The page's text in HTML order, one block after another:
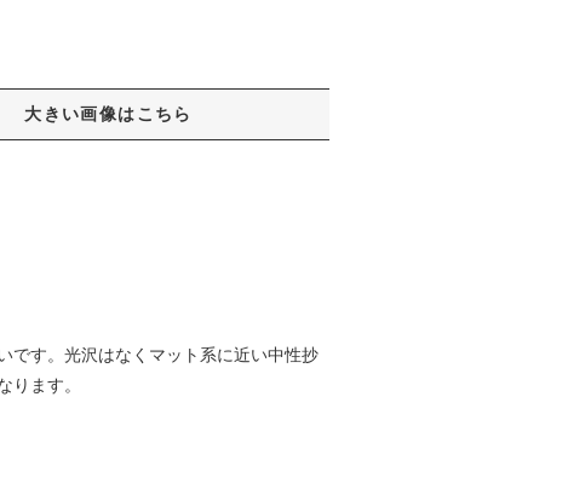
大きい画像はこちら
です。光沢はなくマット系に近い中性抄
ります。